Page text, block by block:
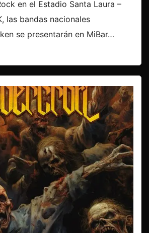
en el Estadio Santa Laura –
las bandas nacionales
se presentarán en MiBar…